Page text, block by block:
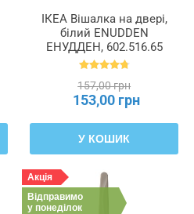
ІКЕА Вішалка на двері,
білий ENUDDEN
ЕНУДДЕН, 602.516.65
157,00 грн
153,00 грн
У КОШИК
Акція
Відправимо
у понеділок